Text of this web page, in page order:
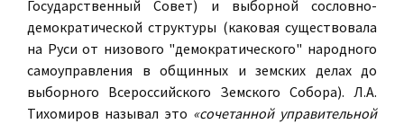
Государственный Совет) и выборной сословно-
демократической структуры (каковая существовала
на Руси от низового "демократического" народного
самоуправления в общинных и земских делах до
выборного Всероссийского Земского Собора). Л.А.
Тихомиров называл это «сочетанной управительной